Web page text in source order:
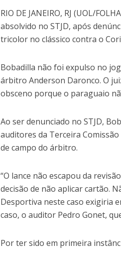
RIO DE JANEIRO, RJ (UOL/
absolvido no STJD, após
tricolor no clássico contra o
Bobadilla não foi expulso no
árbitro Anderson Daronco. O
obsceno porque o paraguaio
Ao ser denunciado no STJD,
auditores da Terceira
de campo do árbitro.
“O lance não escapou da
decisão de não aplicar cartão.
Desportiva neste caso exigiria
caso, o auditor Pedro Gonet,
Por ter sido em primeira